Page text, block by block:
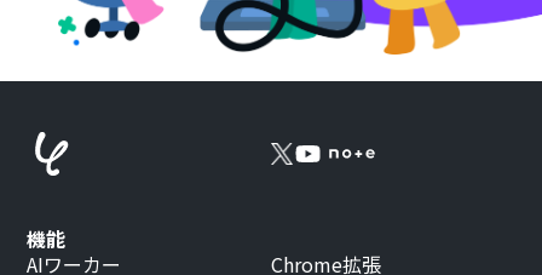
機能
AIワーカー
Chrome拡張